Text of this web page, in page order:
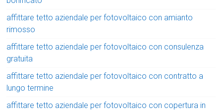
affittare tetto aziendale per fotovoltaico con amianto
rimosso
affittare tetto aziendale per fotovoltaico con consulenza
gratuita
affittare tetto aziendale per fotovoltaico con contratto a
lungo termine
affittare tetto aziendale per fotovoltaico con copertura in